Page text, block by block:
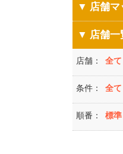
▼ 店舗マ
▼ 店舗一
店舗： 全て
条件： 全て
順番： 標準